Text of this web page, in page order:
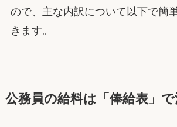
ので、主な内訳について以下で簡
きます。
公務員の給料は「俸給表」で